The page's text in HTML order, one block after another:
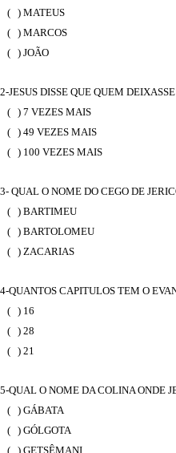
( ) MATEUS
( ) MARCOS
( ) JOÃO
2-JESUS DISSE QUE QUEM
( ) 7 VEZES MAIS
( ) 49 VEZES MAIS
( ) 100 VEZES MAIS
3- QUAL O NOME DO CEGO DE
( ) BARTIMEU
( ) BARTOLOMEU
( ) ZACARIAS
4-QUANTOS CAPITULOS TEM O
( ) 16
( ) 28
( ) 21
5-QUAL O NOME DA COLINA ONDE
( ) GÁBATA
( ) GÓLGOTA
( ) GETSÊMANI